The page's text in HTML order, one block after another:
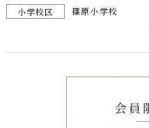
小学校区
篠原小学校